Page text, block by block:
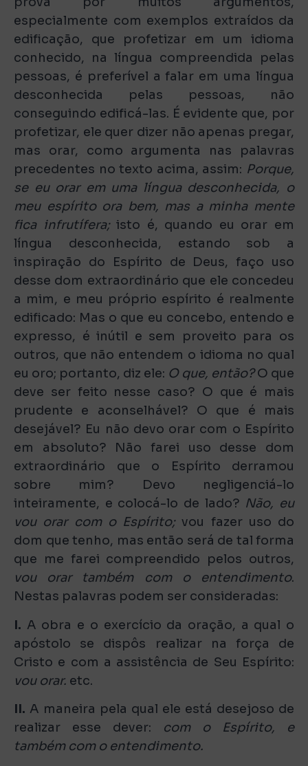
especialmente com exemplos extraídos da
edificação, que profetizar em um idioma
conhecido, na língua compreendida pelas
pessoas, é preferível a falar em uma língua
desconhecida pelas pessoas, não
conseguindo edificá-las. É evidente que, por
profetizar, ele quer dizer não apenas pregar,
mas orar, como argumenta nas palavras
precedentes no texto acima, assim: Porque,
se eu orar em uma língua desconhecida, o
meu espírito ora bem, mas a minha mente
fica infrutífera;isto é, quando eu orar em
língua desconhecida, estando sob a
inspiração do Espírito de Deus, faço uso
desse dom extraordinário que ele concedeu
a mim, e meu próprio espírito é realmente
edificado: Mas o que eu concebo, entendo e
expresso, é inútil e sem proveito para os
outros, que não entendem o idioma no qual
eu oro; portanto, diz ele: O que, então?O que
deve ser feito nesse caso? O que é mais
prudente e aconselhável? O que é mais
desejável? Eu não devo orar com o Espírito
em absoluto? Não farei uso desse dom
extraordinário que o Espírito derramou
sobre mim? Devo negligenciá-lo
inteiramente, e colocá-lo de lado? Não, eu
vou orar com o Espírito;vou fazer uso do
dom que tenho, mas então será de tal forma
que me farei compreendido pelos outros,
vou orar também com o entendimento.
Nestas palavras podem ser consideradas:
I. A obra e o exercício da oração, a qual o
apóstolo se dispôs realizar na força de
Cristo e com a assistência de Seu Espírito:
vou orar. etc.
II. A maneira pela qual ele está desejoso de
realizar esse dever: com o Espírito, e
também com o entendimento.